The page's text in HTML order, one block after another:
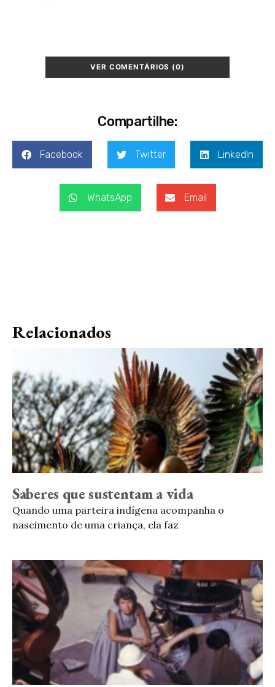
VER COMENTÁRIOS (0)
Compartilhe:
Facebook Twitter LinkedIn
WhatsApp Email
Relacionados
Saberes que sustentam a vida
Quando uma parteira indígena acompanha o
nascimento de uma criança, ela faz